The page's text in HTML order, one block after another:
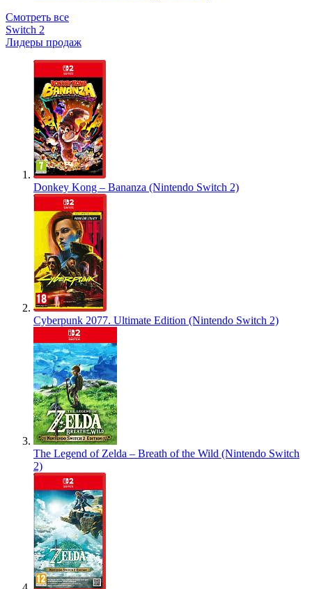
Смотреть все
Switch 2
Лидеры продаж
Donkey Kong – Bananza (Nintendo Switch 2)
Cyberpunk 2077. Ultimate Edition (Nintendo Switch 2)
The Legend of Zelda – Breath of the Wild (Nintendo Switch
2)